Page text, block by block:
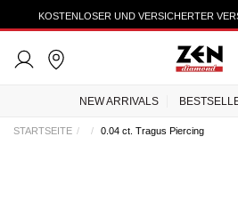
KOSTENLOSER UND VERSICHERTER
NEW ARRIVALS
STARTSEITE 0.04 ct. Tragus Piercing